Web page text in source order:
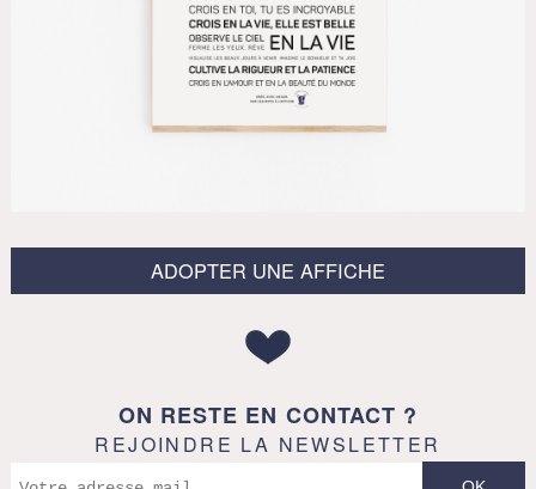
ADOPTER UNE AFFICHE
ON RESTE EN CONTACT ?
REJOINDRE LA NEWSLETTER